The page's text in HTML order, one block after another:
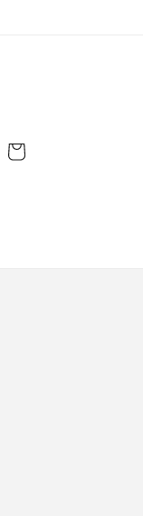
Panier